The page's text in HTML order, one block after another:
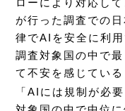
ローにより対応し
が行った調査での
律でAIを安全に利
調査対象国の中で
て不安を感じてい
「AIには規制が必